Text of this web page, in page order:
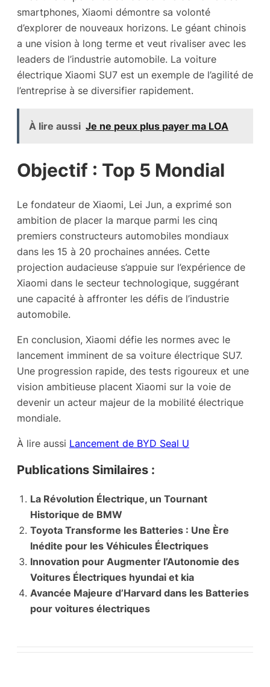
smartphones, Xiaomi démontre sa volonté
d’explorer de nouveaux horizons. Le géant chinois
a une vision à long terme et veut rivaliser avec les
leaders de l’industrie automobile. La voiture
électrique Xiaomi SU7 est un exemple de l’agilité de
l’entreprise à se diversifier rapidement.
À lire aussi Je ne peux plus payer ma LOA
Objectif : Top 5 Mondial
Le fondateur de Xiaomi, Lei Jun, a exprimé son
ambition de placer la marque parmi les cinq
premiers constructeurs automobiles mondiaux
dans les 15 à 20 prochaines années. Cette
projection audacieuse s’appuie sur l’expérience de
Xiaomi dans le secteur technologique, suggérant
une capacité à affronter les défis de l’industrie
automobile.
En conclusion, Xiaomi défie les normes avec le
lancement imminent de sa voiture électrique SU7.
Une progression rapide, des tests rigoureux et une
vision ambitieuse placent Xiaomi sur la voie de
devenir un acteur majeur de la mobilité électrique
mondiale.
À lire aussi Lancement de BYD Seal U
Publications Similaires :
La Révolution Électrique, un Tournant
Historique de BMW
Toyota Transforme les Batteries : Une Ère
Inédite pour les Véhicules Électriques
Innovation pour Augmenter l’Autonomie des
Voitures Électriques hyundai et kia
Avancée Majeure d’Harvard dans les Batteries
pour voitures électriques